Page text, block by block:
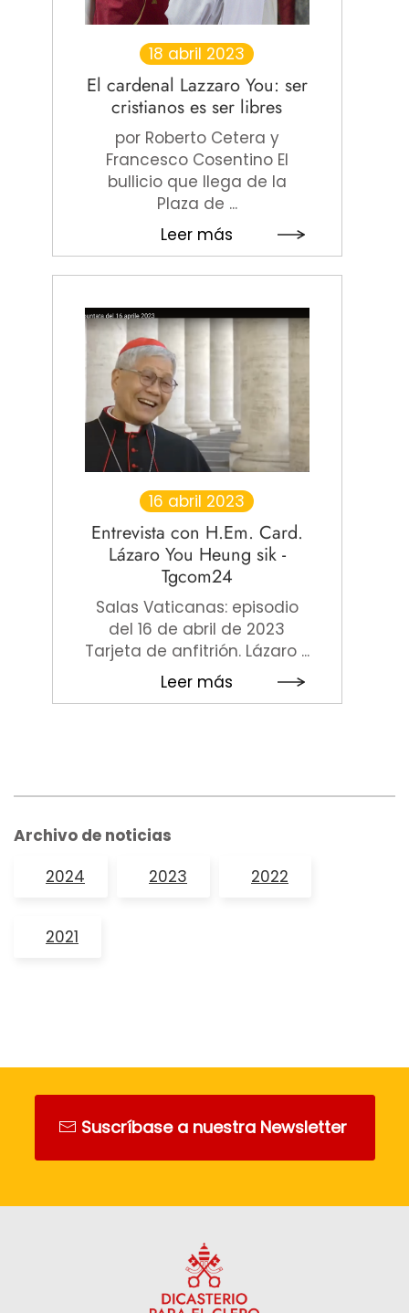
18 abril 2023
El cardenal Lazzaro You: ser
cristianos es ser libres
por Roberto Cetera y
Francesco Cosentino El
bullicio que llega de la
Plaza de ...
Leer más
16 abril 2023
Entrevista con H.Em. Card.
Lázaro You Heung sik -
Tgcom24
Salas Vaticanas: episodio
del 16 de abril de 2023
Tarjeta de anfitrión. Lázaro ...
Leer más
Archivo de noticias
2024
2023 2022
2021
Suscríbase a nuestra Newsletter